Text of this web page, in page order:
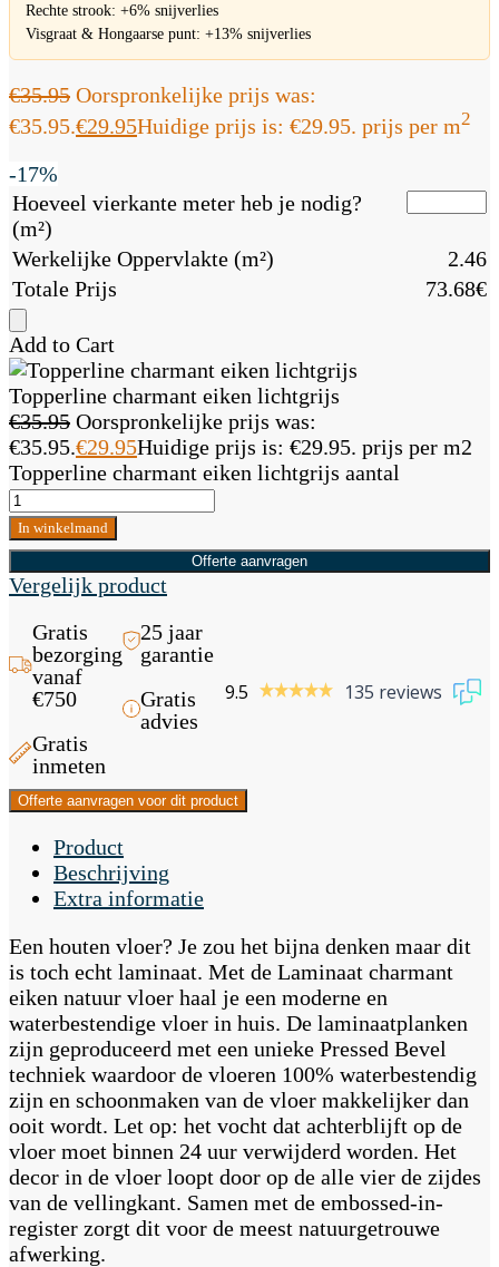
Rechte strook: +6% snijverlies
Visgraat & Hongaarse punt: +13% snijverlies
€35.95 Oorspronkelijke prijs was:
€35.95.€29.95Huidige prijs is: €29.95. prijs per m2
-17%
Hoeveel vierkante meter heb je nodig?
(m²)
Werkelijke Oppervlakte (m²)
2.46
Totale Prijs
€
73.68
Add to Cart
Topperline charmant eiken lichtgrijs
€35.95 Oorspronkelijke prijs was:
€35.95.€29.95Huidige prijs is: €29.95. prijs per m2
Topperline charmant eiken lichtgrijs aantal
In winkelmand
Offerte aanvragen
Vergelijk product
Gratis
bezorging
vanaf
€750
Gratis
inmeten
25 jaar
garantie
Gratis
advies
9.5 135 reviews
Offerte aanvragen voor dit product
Product
Beschrijving
Extra informatie
Een houten vloer? Je zou het bijna denken maar dit
is toch echt laminaat. Met de Laminaat charmant
eiken natuur vloer haal je een moderne en
waterbestendige vloer in huis. De laminaatplanken
zijn geproduceerd met een unieke Pressed Bevel
techniek waardoor de vloeren 100% waterbestendig
zijn en schoonmaken van de vloer makkelijker dan
ooit wordt. Let op: het vocht dat achterblijft op de
vloer moet binnen 24 uur verwijderd worden. Het
decor in de vloer loopt door op de alle vier de zijdes
van de vellingkant. Samen met de embossed-in-
register zorgt dit voor de meest natuurgetrouwe
afwerking.